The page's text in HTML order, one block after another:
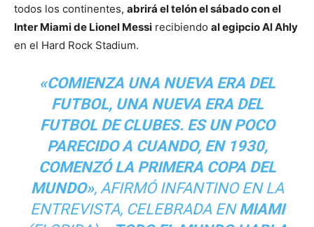
todos los continentes, abrirá el telón el sábado con el
Inter Miami de Lionel Messi recibiendo al egipcio Al Ahly
en el Hard Rock Stadium.
«COMIENZA UNA NUEVA ERA DEL
FUTBOL, UNA NUEVA ERA DEL
FUTBOL DE CLUBES. ES UN POCO
PARECIDO A CUANDO, EN 1930,
COMENZÓ LA PRIMERA COPA DEL
MUNDO», AFIRMÓ INFANTINO EN LA
ENTREVISTA, CELEBRADA ENMIAMI